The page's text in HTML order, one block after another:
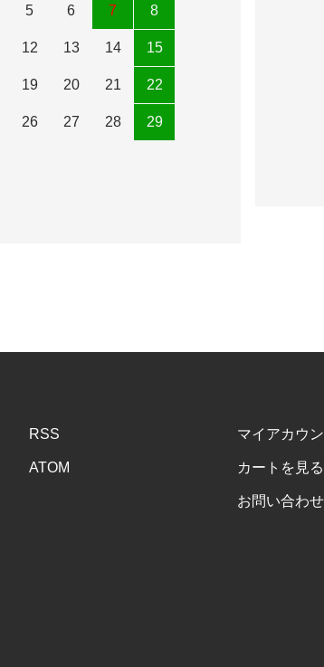
5 6 7 8
12 13 14 15
19 20 21 22
26 27 28 29
RSS
ATOM
マイアカウ
カートを見る
お問い合わせ